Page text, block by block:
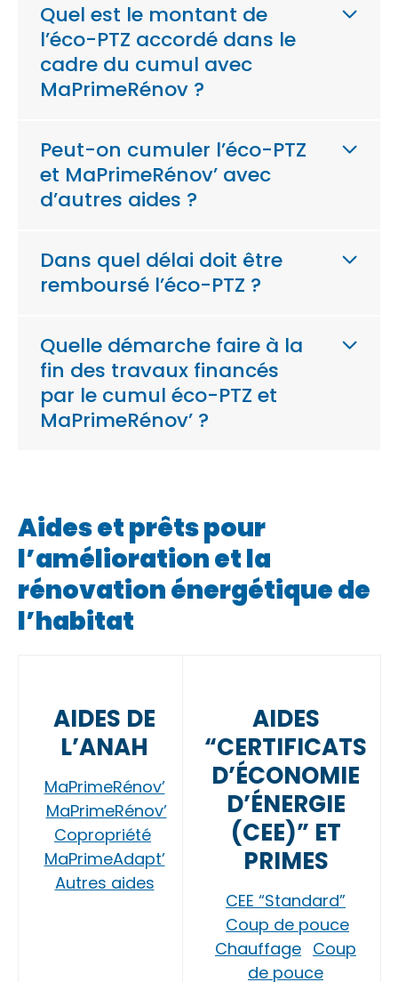
Quel est le montant de
l’éco-PTZ accordé dans le
cadre du cumul avec
MaPrimeRénov ?
Peut-on cumuler l’éco-PTZ
et MaPrimeRénov’ avec
d’autres aides ?
Dans quel délai doit être
remboursé l’éco-PTZ ?
Quelle démarche faire à la
fin des travaux financés
par le cumul éco-PTZ et
MaPrimeRénov’ ?
Aides et prêts pour
l’amélioration et la
rénovation énergétique de
l’habitat
AIDES DE
L’ANAH
MaPrimeRénov’
MaPrimeRénov’
Copropriété
MaPrimeAdapt’
Autres aides
AIDES
“CERTIFICATS
D’ÉCONOMIE
D’ÉNERGIE
(CEE)” ET
PRIMES
CEE “Standard”
Coup de pouce
Chauffage Coup
de pouce